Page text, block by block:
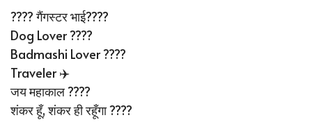
???? गैंगस्टर भाई????
Dog Lover ????
Badmashi Lover ????
Traveler ✈️
जय महाकाल ????
शंकर हूँ, शंकर ही रहूँगा ????️